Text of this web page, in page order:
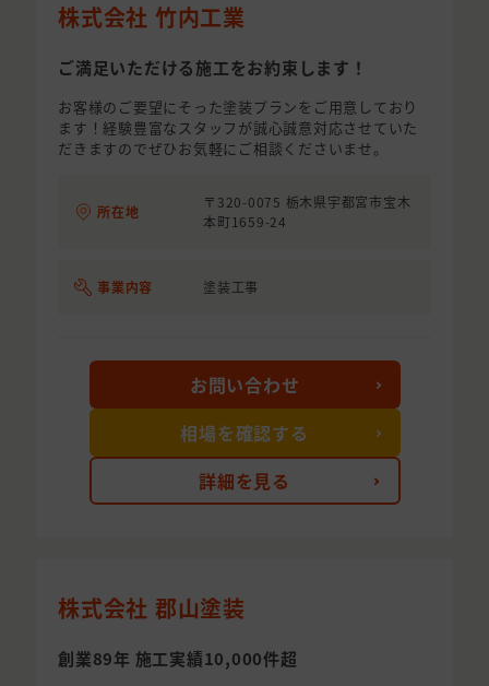
株式会社 竹内工業
ご満足いただける施工をお約束します！
お客様のご要望にそった塗装プランをご用意しており
ます！経験豊富なスタッフが誠心誠意対応させていた
だきますのでぜひお気軽にご相談くださいませ。
所在地
〒320-0075 栃木県宇都宮市宝木
本町1659-24
事業内容 塗装工事
詳細を見る
お問い合わせ
相場を確認する
株式会社 郡山塗装
創業89年 施工実績10,000件超